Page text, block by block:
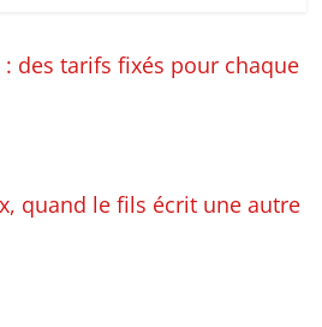
: des tarifs fixés pour chaque
quand le fils écrit une autre